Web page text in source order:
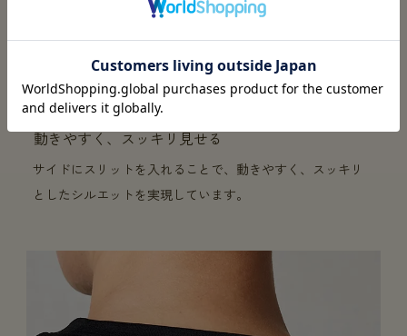
動きやすく、スッキリ見せる
サイドにスリットを入れることで、動きやすく、スッキリ
としたシルエットを実現しています。